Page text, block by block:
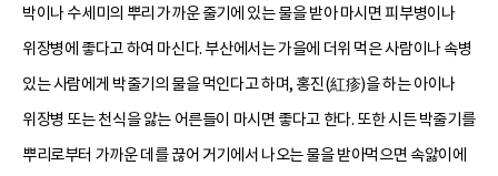
박이나 수세미의 뿌리 가까운 줄기에 있는 물을 받아 마시면 피부병이나
위장병에 좋다고 하여 마신다. 부산에서는 가을에 더위 먹은 사람이나 속병
있는 사람에게 박줄기의 물을 먹인다고 하며, 홍진(紅疹)을 하는 아이나
위장병 또는 천식을 앓는 어른들이 마시면 좋다고 한다. 또한 시든 박줄기를
뿌리로부터 가까운 데를 끊어 거기에서 나오는 물을 받아먹으면 속앓이에